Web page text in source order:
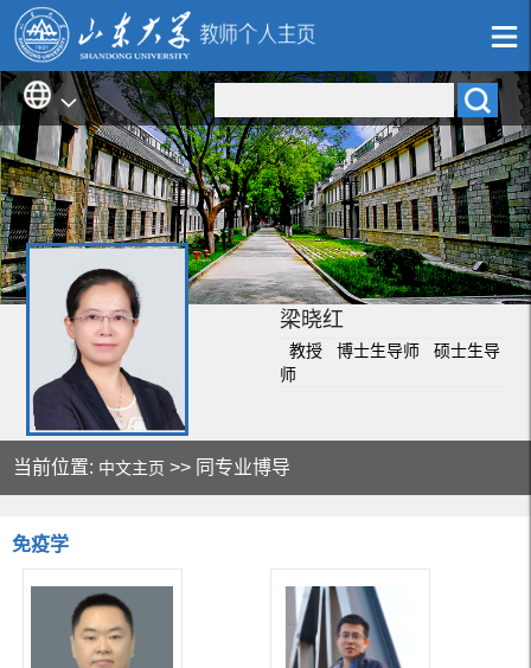
梁晓红
教授 博士生导师 硕士生导
师
当前位置: 中文主页 >> 同专业博导
免疫学